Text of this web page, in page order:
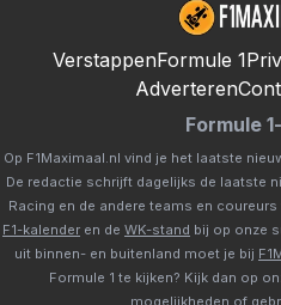
VerstappenFormule 1
Adverteren
Formule
Op F1Maximaal.nl vind je het laatste
De redactie schrijft dagelijks de laatste
Racing en de andere teams en
F1-kalender en de WK-stand bij op onze
uit binnen- en buitenland moet je bij
Formule 1 te kijken? Kijk dan op